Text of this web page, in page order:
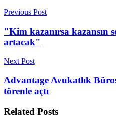
Previous Post
"Kim kazanırsa kazansın
artacak"
Next Post
Advantage Avukatlık
törenle açtı
Related Posts